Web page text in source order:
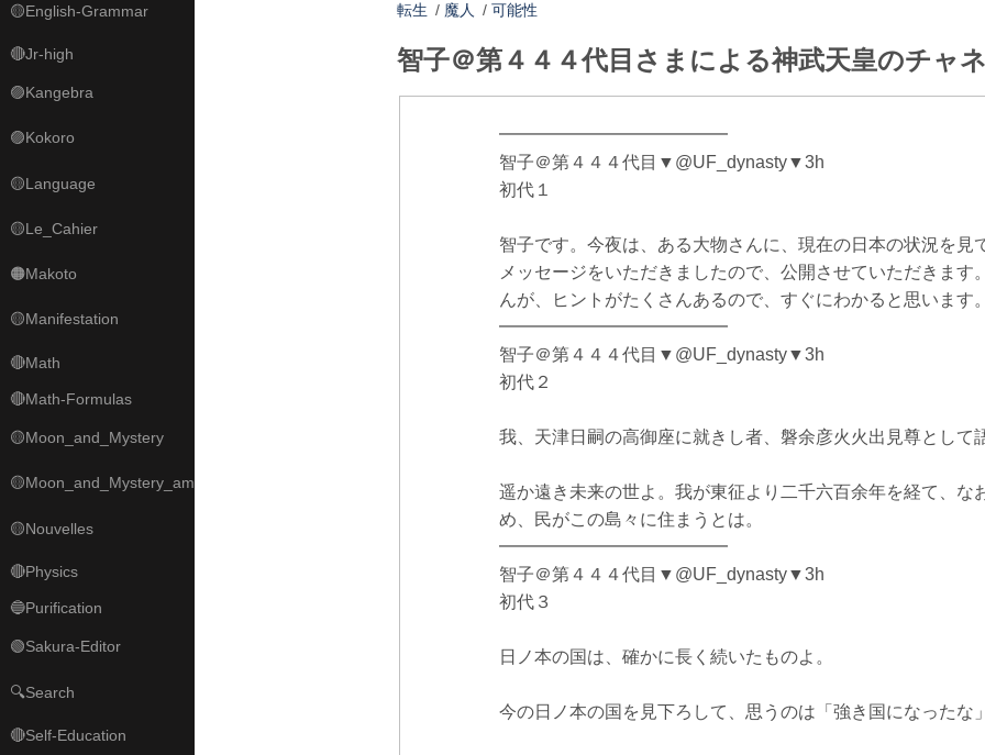
🟡English-Grammar
🔴Jr-high
🟣Kangebra
🟣Kokoro
🟡Language
🟡Le_Cahier
🟠Makoto
🟡Manifestation
🔴Math
🔴Math-Formulas
🟡Moon_and_Mystery
🟡Moon_and_Mystery_am
🟡Nouvelles
🔴Physics
🔵Purification
🟢Sakura-Editor
🔍Search
🔴Self-Education
転生 / 魔人 / 可能性
智子＠第４４４代目さまによる神武天皇のチャ
━━━━━━━━━━━━━
智子＠第４４４代目▼@UF_dynasty▼3h
初代１
智子です。今夜は、ある大物さんに、現在の日本の状況を見
メッセージをいただきましたので、公開させていただきます
んが、ヒントがたくさんあるので、すぐにわかると思います
━━━━━━━━━━━━━
智子＠第４４４代目▼@UF_dynasty▼3h
初代２
我、天津日嗣の高御座に就きし者、磐余彦火火出見尊として
遥か遠き未来の世よ。我が東征より二千六百余年を経て、な
め、民がこの島々に住まうとは。
━━━━━━━━━━━━━
智子＠第４４４代目▼@UF_dynasty▼3h
初代３
日ノ本の国は、確かに長く続いたものよ。
今の日ノ本の国を見下ろして、思うのは「強き国になったな